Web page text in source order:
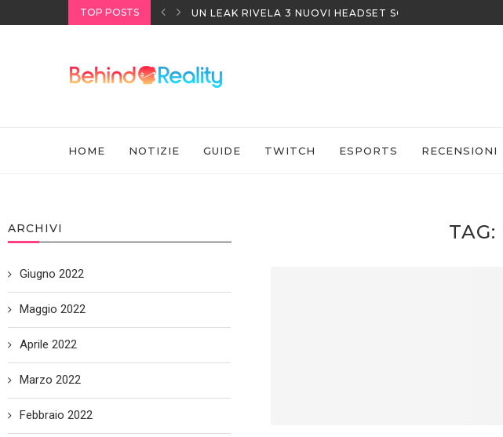
TOP POSTS UN LEAK RIVELA 3 NUOVI HEADSET SONY
HOME NOTIZIE GUIDE TWITCH ESPORTS RECENSIONI
TAG:
ARCHIVI
Giugno 2022
Maggio 2022
Aprile 2022
Marzo 2022
Febbraio 2022